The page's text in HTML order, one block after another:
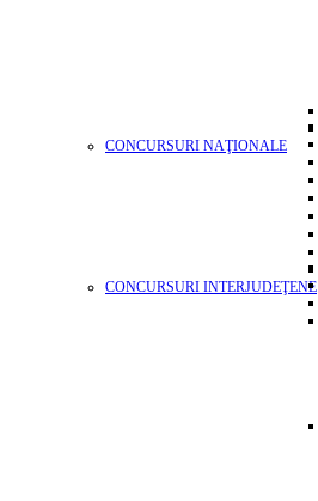
CONCURSURI NAŢIONALE
CONCURSURI INTERJUDEŢENE